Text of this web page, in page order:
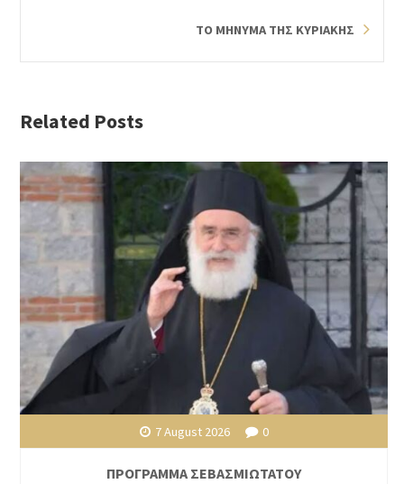
ΤΟ ΜΗΝΥΜΑ ΤΗΣ ΚΥΡΙΑΚΗΣ
Related Posts
7 August 2026 0
ΠΡΟΓΡΑΜΜΑ ΣΕΒΑΣΜΙΩΤΑΤΟΥ